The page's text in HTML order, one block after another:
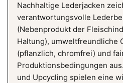
Nachhaltige Lederjacken
verantwortungsvolle
(Nebenprodukt der
Haltung), umweltfreundliche
(pflanzlich, chromfrei) und
Produktionsbedingungen
und Upcycling spielen eine